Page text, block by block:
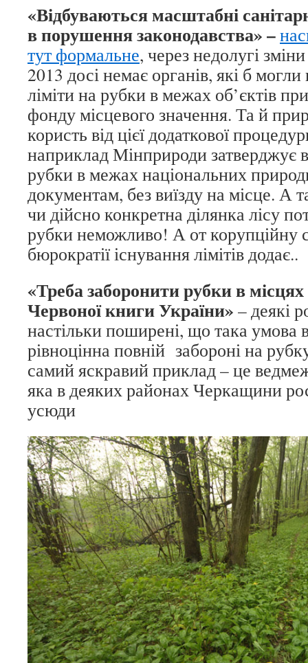
«Відбуваються масштабні
в порушення законодавства» –
тут формальне, через недолугі
2013 досі немає органів, які б
ліміти на рубки в межах об’єктів
фонду місцевого значення. Та й
користь від цієї додаткової
наприклад Мінприроди затверджує
рубки в межах національних
документам, без виїзду на місце. А
чи дійсно конкретна ділянка лісу
рубки неможливо! А от корупційну
бюрократії існування лімітів додає..
«Треба заборонити рубки в
Червоної книги України» – деякі
настільки поширені, що така умова
рівноцінна повній забороні на
самий яскравий приклад – це
яка в деяких районах Черкащини
усюди